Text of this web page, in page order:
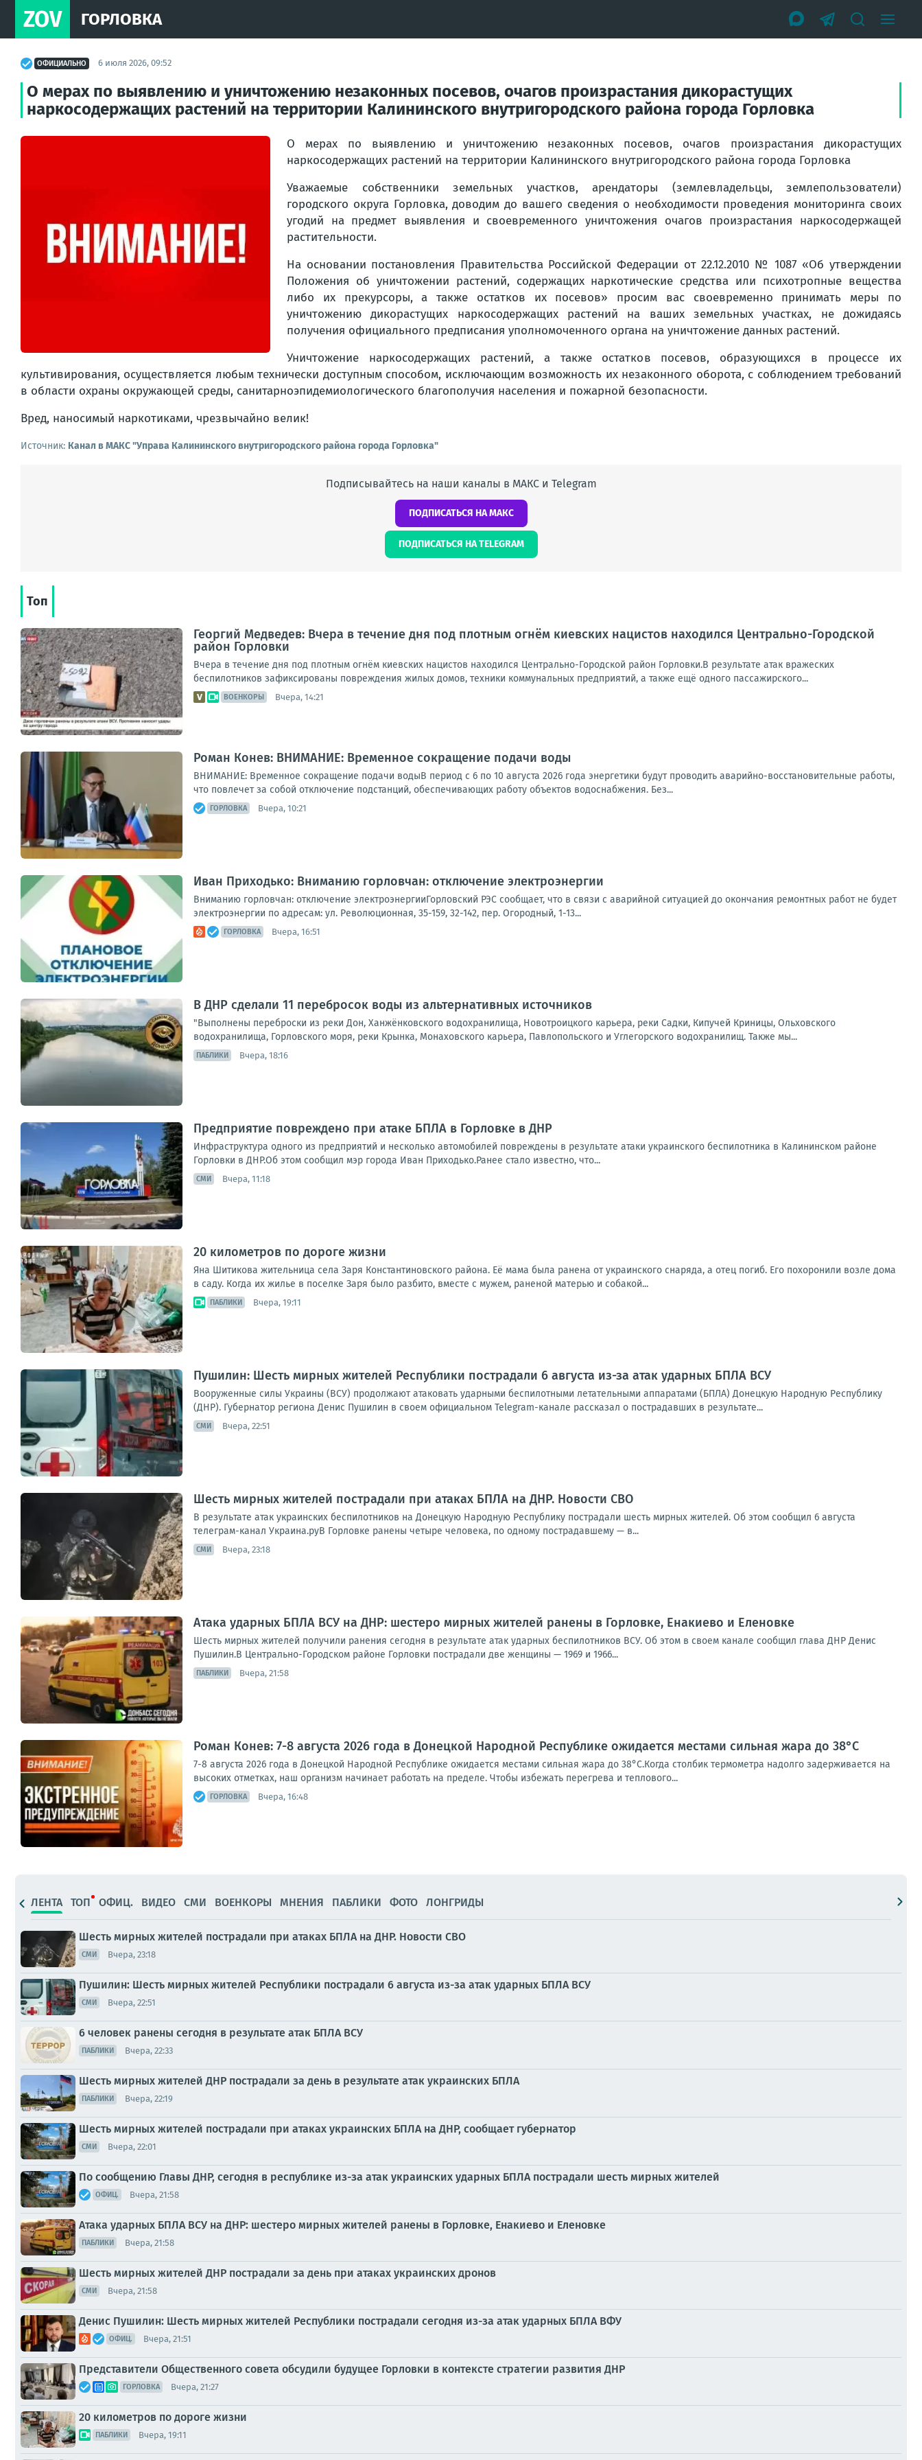
ZOV ГОРЛОВКА
ОФИЦИАЛЬНО 6 июля 2026, 09:52
О мерах по выявлению и уничтожению незаконных посевов, очагов произрастания дикорастущих
наркосодержащих растений на территории Калининского внутригородского района города Горловка
О мерах по выявлению и уничтожению незаконных посевов, очагов произрастания дикорастущих
наркосодержащих растений на территории Калининского внутригородского района города Горловка
Уважаемые собственники земельных участков, арендаторы (землевладельцы, землепользователи)
городского округа Горловка, доводим до вашего сведения о необходимости проведения мониторинга своих
угодий на предмет выявления и своевременного уничтожения очагов произрастания наркосодержащей
растительности.
На основании постановления Правительства Российской Федерации от 22.12.2010 № 1087 «Об утверждении
Положения об уничтожении растений, содержащих наркотические средства или психотропные вещества
либо их прекурсоры, а также остатков их посевов» просим вас своевременно принимать меры по
уничтожению дикорастущих наркосодержащих растений на ваших земельных участках, не дожидаясь
получения официального предписания уполномоченного органа на уничтожение данных растений.
Уничтожение наркосодержащих растений, а также остатков посевов, образующихся в процессе их
культивирования, осуществляется любым технически доступным способом, исключающим возможность их незаконного оборота, с соблюдением требований
в области охраны окружающей среды, санитарноэпидемиологического благополучия населения и пожарной безопасности.
Вред, наносимый наркотиками, чрезвычайно велик!
Источник: Канал в МАКС "Управа Калининского внутригородского района города Горловка"
Подписывайтесь на наши каналы в МАКС и Telegram
ПОДПИСАТЬСЯ НА МАКС
ПОДПИСАТЬСЯ НА TELEGRAM
Топ
Георгий Медведев: Вчера в течение дня под плотным огнём киевских нацистов находился Центрально-Городской
район Горловки
Вчера в течение дня под плотным огнём киевских нацистов находился Центрально-Городской район Горловки.В результате атак вражеских
беспилотников зафиксированы повреждения жилых домов, техники коммунальных предприятий, а также ещё одного пассажирского...
ВОЕНКОРЫ Вчера, 14:21
Роман Конев: ВНИМАНИЕ: Временное сокращение подачи воды
ВНИМАНИЕ: Временное сокращение подачи водыВ период с 6 по 10 августа 2026 года энергетики будут проводить аварийно-восстановительные работы,
что повлечет за собой отключение подстанций, обеспечивающих работу объектов водоснабжения. Без...
ГОРЛОВКА Вчера, 10:21
Иван Приходько: Вниманию горловчан: отключение электроэнергии
Вниманию горловчан: отключение электроэнергииГорловский РЭС сообщает, что в связи с аварийной ситуацией до окончания ремонтных работ не будет
электроэнергии по адресам: ул. Революционная, 35-159, 32-142, пер. Огородный, 1-13...
ГОРЛОВКА Вчера, 16:51
В ДНР сделали 11 перебросок воды из альтернативных источников
"Выполнены переброски из реки Дон, Ханжёнковского водохранилища, Новотроицкого карьера, реки Садки, Кипучей Криницы, Ольховского
водохранилища, Горловского моря, реки Крынка, Монаховского карьера, Павлопольского и Углегорского водохранилищ. Также мы...
ПАБЛИКИ Вчера, 18:16
Предприятие повреждено при атаке БПЛА в Горловке в ДНР
Инфраструктура одного из предприятий и несколько автомобилей повреждены в результате атаки украинского беспилотника в Калининском районе
Горловки в ДНР.Об этом сообщил мэр города Иван Приходько.Ранее стало известно, что...
СМИ Вчера, 11:18
20 километров по дороге жизни
Яна Шитикова жительница села Заря Константиновского района. Её мама была ранена от украинского снаряда, а отец погиб. Его похоронили возле дома
в саду. Когда их жилье в поселке Заря было разбито, вместе с мужем, раненой матерью и собакой...
ПАБЛИКИ Вчера, 19:11
Пушилин: Шесть мирных жителей Республики пострадали 6 августа из-за атак ударных БПЛА ВСУ
Вооруженные силы Украины (ВСУ) продолжают атаковать ударными беспилотными летательными аппаратами (БПЛА) Донецкую Народную Республику
(ДНР). Губернатор региона Денис Пушилин в своем официальном Telegram-канале рассказал о пострадавших в результате...
СМИ Вчера, 22:51
Шесть мирных жителей пострадали при атаках БПЛА на ДНР. Новости СВО
В результате атак украинских беспилотников на Донецкую Народную Республику пострадали шесть мирных жителей. Об этом сообщил 6 августа
телеграм-канал Украина.руВ Горловке ранены четыре человека, по одному пострадавшему — в...
СМИ Вчера, 23:18
Атака ударных БПЛА ВСУ на ДНР: шестеро мирных жителей ранены в Горловке, Енакиево и Еленовке
Шесть мирных жителей получили ранения сегодня в результате атак ударных беспилотников ВСУ. Об этом в своем канале сообщил глава ДНР Денис
Пушилин.В Центрально-Городском районе Горловки пострадали две женщины — 1969 и 1966...
ПАБЛИКИ Вчера, 21:58
Роман Конев: 7-8 августа 2026 года в Донецкой Народной Республике ожидается местами сильная жара до 38°С
7-8 августа 2026 года в Донецкой Народной Республике ожидается местами сильная жара до 38°С.Когда столбик термометра надолго задерживается на
высоких отметках, наш организм начинает работать на пределе. Чтобы избежать перегрева и теплового...
ГОРЛОВКА Вчера, 16:48
ЛЕНТА ТОП ОФИЦ. ВИДЕО СМИ ВОЕНКОРЫ МНЕНИЯ ПАБЛИКИ ФОТО ЛОНГРИДЫ
Шесть мирных жителей пострадали при атаках БПЛА на ДНР. Новости СВО
СМИ Вчера, 23:18
Пушилин: Шесть мирных жителей Республики пострадали 6 августа из-за атак ударных БПЛА ВСУ
СМИ Вчера, 22:51
6 человек ранены сегодня в результате атак БПЛА ВСУ
ПАБЛИКИ Вчера, 22:33
Шесть мирных жителей ДНР пострадали за день в результате атак украинских БПЛА
ПАБЛИКИ Вчера, 22:19
Шесть мирных жителей пострадали при атаках украинских БПЛА на ДНР, сообщает губернатор
СМИ Вчера, 22:01
По сообщению Главы ДНР, сегодня в республике из-за атак украинских ударных БПЛА пострадали шесть мирных жителей
ОФИЦ. Вчера, 21:58
Атака ударных БПЛА ВСУ на ДНР: шестеро мирных жителей ранены в Горловке, Енакиево и Еленовке
ПАБЛИКИ Вчера, 21:58
Шесть мирных жителей ДНР пострадали за день при атаках украинских дронов
СМИ Вчера, 21:58
Денис Пушилин: Шесть мирных жителей Республики пострадали сегодня из-за атак ударных БПЛА ВФУ
ОФИЦ. Вчера, 21:51
Представители Общественного совета обсудили будущее Горловки в контексте стратегии развития ДНР
ГОРЛОВКА Вчера, 21:27
20 километров по дороге жизни
ПАБЛИКИ Вчера, 19:11